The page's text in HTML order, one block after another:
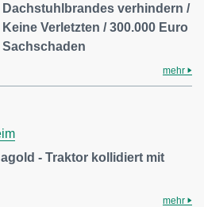
Dachstuhlbrandes verhindern /
Keine Verletzten / 300.000 Euro
Sachschaden
mehr
- Traktor kollidiert mit
mehr